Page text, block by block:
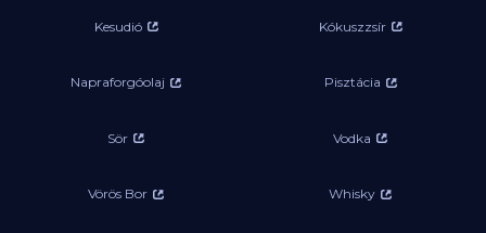
Kesudió Kókuszzsír
Napraforgóolaj Pisztácia
Sör Vodka
Vörös Bor Whisky